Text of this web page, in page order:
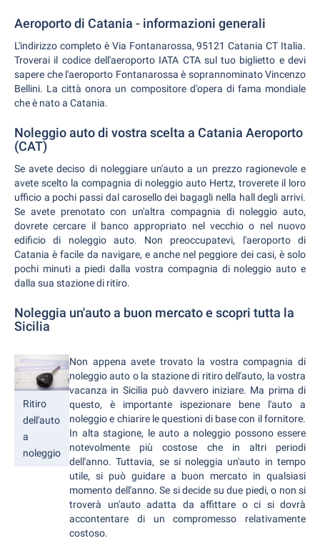
Aeroporto di Catania - informazioni generali
L'indirizzo completo è Via Fontanarossa, 95121 Catania CT Italia.
Troverai il codice dell'aeroporto IATA CTA sul tuo biglietto e devi
sapere che l'aeroporto Fontanarossa è soprannominato Vincenzo
Bellini. La città onora un compositore d'opera di fama mondiale
che è nato a Catania.
Noleggio auto di vostra scelta a Catania Aeroporto
(CAT)
Se avete deciso di noleggiare un'auto a un prezzo ragionevole e
avete scelto la compagnia di noleggio auto Hertz, troverete il loro
ufficio a pochi passi dal carosello dei bagagli nella hall degli arrivi.
Se avete prenotato con un'altra compagnia di noleggio auto,
dovrete cercare il banco appropriato nel vecchio o nel nuovo
edificio di noleggio auto. Non preoccupatevi, l'aeroporto di
Catania è facile da navigare, e anche nel peggiore dei casi, è solo
pochi minuti a piedi dalla vostra compagnia di noleggio auto e
dalla sua stazione di ritiro.
Noleggia un'auto a buon mercato e scopri tutta la
Sicilia
Ritiro
dell'auto
a
noleggio
Non appena avete trovato la vostra compagnia di
noleggio auto o la stazione di ritiro dell'auto, la vostra
vacanza in Sicilia può davvero iniziare. Ma prima di
questo, è importante ispezionare bene l'auto a
noleggio e chiarire le questioni di base con il fornitore.
In alta stagione, le auto a noleggio possono essere
notevolmente più costose che in altri periodi
dell'anno. Tuttavia, se si noleggia un'auto in tempo
utile, si può guidare a buon mercato in qualsiasi
momento dell'anno. Se si decide su due piedi, o non si
troverà un'auto adatta da affittare o ci si dovrà
accontentare di un compromesso relativamente
costoso.